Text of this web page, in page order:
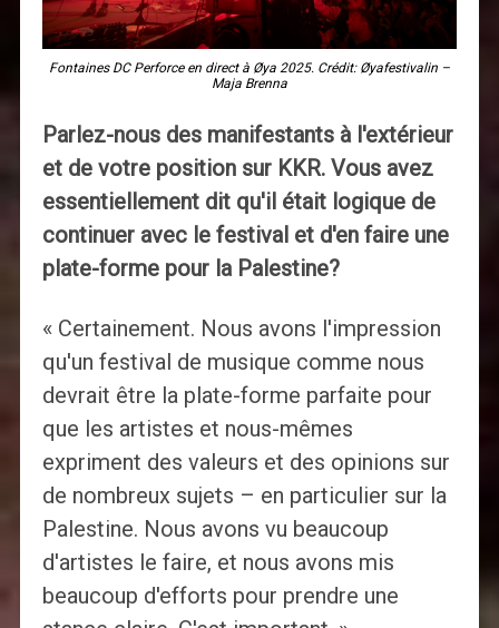
Fontaines DC Perforce en direct à Øya 2025. Crédit: Øyafestivalin –
Maja Brenna
Parlez-nous des manifestants à l'extérieur
et de votre position sur KKR. Vous avez
essentiellement dit qu'il était logique de
continuer avec le festival et d'en faire une
plate-forme pour la Palestine?
« Certainement. Nous avons l'impression
qu'un festival de musique comme nous
devrait être la plate-forme parfaite pour
que les artistes et nous-mêmes
expriment des valeurs et des opinions sur
de nombreux sujets – en particulier sur la
Palestine. Nous avons vu beaucoup
d'artistes le faire, et nous avons mis
beaucoup d'efforts pour prendre une